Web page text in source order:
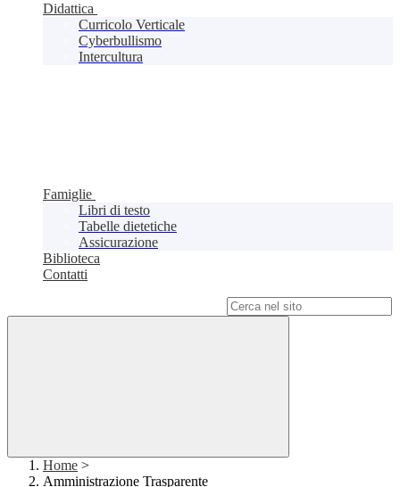
Didattica
Curricolo Verticale
Cyberbullismo
Intercultura
Famiglie
Libri di testo
Tabelle dietetiche
Assicurazione
Biblioteca
Contatti
Home >
Amministrazione Trasparente